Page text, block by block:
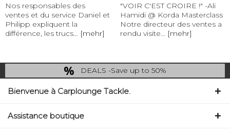
et
"VOIR C'EST CROIRE !" -Ali
Hamidi @ Korda Masterclass
Notre directeur des ventes a
rendu visite...
[mehr]
Henk Suylen Proline" -
Baitspirals "Avec les
baitspirals, carplounge
ses clients un...
DEALS -Save up to 50%
Bienvenue à Carplounge Tackle.
Assistance boutique